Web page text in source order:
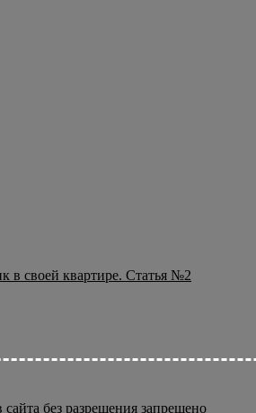
в своей квартире. Статья №2
без разрешения запрещено